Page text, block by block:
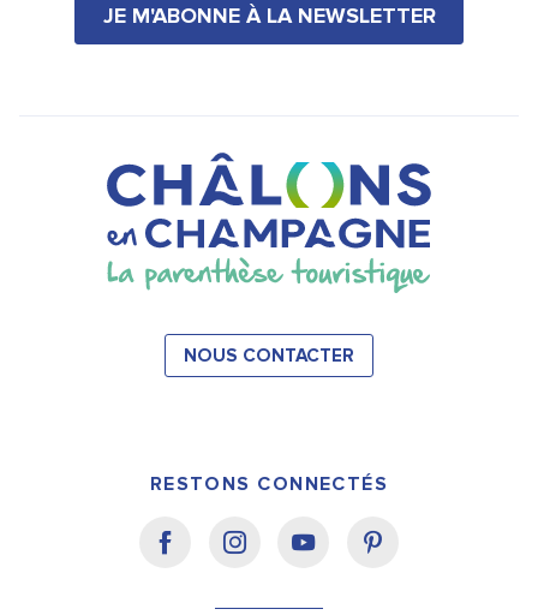
JE M'ABONNE À LA NEWSLETTER
NOUS CONTACTER
RESTONS CONNECTÉS